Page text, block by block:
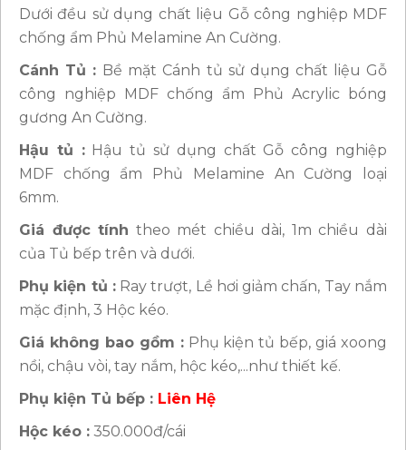
Dưới đều sử dụng chất liệu Gỗ công nghiệp MDF
chống ẩm Phủ Melamine An Cường.
Cánh Tủ : Bề mặt Cánh tủ sử dụng chất liệu Gỗ
công nghiệp MDF chống ẩm Phủ Acrylic bóng
gương An Cường.
Hậu tủ :Hậu tủ sử dụng chất Gỗ công nghiệp
MDF chống ẩm Phủ Melamine An Cường loại
6mm.
Giá được tính theo mét chiều dài, 1m chiều dài
của Tủ bếp trên và dưới.
Phụ kiện tủ :Ray trượt, Lề hơi giảm chấn, Tay nắm
mặc định, 3 Hộc kéo.
Giá không bao gồm :Phụ kiện tủ bếp, giá xoong
nồi, chậu vòi, tay nắm, hộc kéo,...như thiết kế.
Phụ kiện Tủ bếp : Liên Hệ
Hộc kéo : 350.000đ/cái